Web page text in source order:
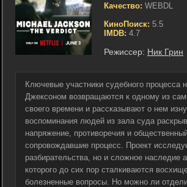
Качество: WEBDL
КиноПоиск: 5.5
IMDB: 4.7
Режиссер: Ник Грин
Ключевые участники судебного процесса
Джексоном возвращаются к одному из
своего времени и рассказывают о нем
воспоминания людей из зала суда
напряжение, противоречия и
сопровождавшие процесс. Проект
разбирательства, но и сложное наследие
которого до сих пор сталкиваются
болезненные вопросы. Но можно ли